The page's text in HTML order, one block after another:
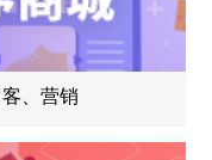
、营销